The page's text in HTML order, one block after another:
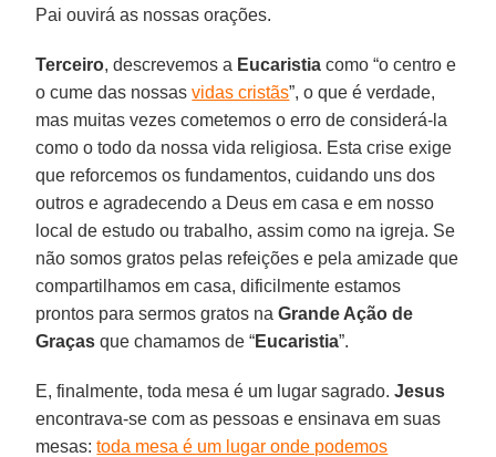
Pai ouvirá as nossas orações.
Terceiro, descrevemos a Eucaristia como “o centro e
o cume das nossasvidas cristãs”, o que é verdade,
mas muitas vezes cometemos o erro de considerá-la
como o todo da nossa vida religiosa. Esta crise exige
que reforcemos os fundamentos, cuidando uns dos
outros e agradecendo a Deus em casa e em nosso
local de estudo ou trabalho, assim como na igreja. Se
não somos gratos pelas refeições e pela amizade que
compartilhamos em casa, dificilmente estamos
prontos para sermos gratos naGrande Ação de
Graças que chamamos de “Eucaristia”.
E, finalmente, toda mesa é um lugar sagrado.Jesus
encontrava-se com as pessoas e ensinava em suas
mesas:toda mesa é um lugar onde podemos